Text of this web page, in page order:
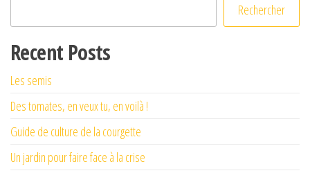
Rechercher
Recent Posts
Les semis
Des tomates, en veux tu, en voilà !
Guide de culture de la courgette
Un jardin pour faire face à la crise